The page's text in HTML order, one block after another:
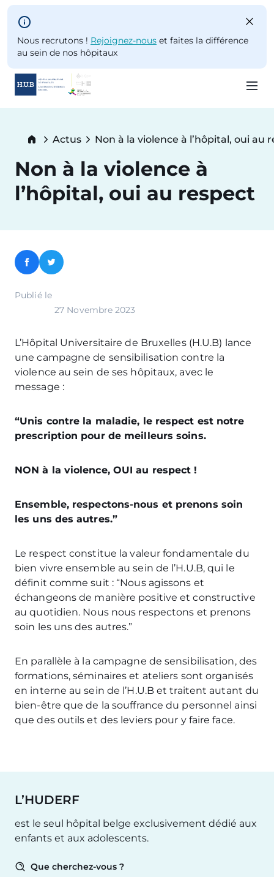
Skip to main content
Nous recrutons ! Rejoignez-nous et faites la différence
au sein de nos hôpitaux
content
Breadcrumb
Actus Non à la violence à l’hôpital, oui au
Non à la violence à
l’hôpital, oui au respect
Facebook
Twitter
Publié le
27 Novembre 2023
L’Hôpital Universitaire de Bruxelles (H.U.B) lance
une campagne de sensibilisation contre la
violence au sein de ses hôpitaux, avec le
message :
“Unis contre la maladie, le respect est notre
prescription pour de meilleurs soins.
NON à la violence, OUI au respect !
Ensemble, respectons-nous et prenons soin
les uns des autres.”
Le respect constitue la valeur fondamentale du
bien vivre ensemble au sein de l’H.U.B, qui le
définit comme suit : “Nous agissons et
échangeons de manière positive et constructive
au quotidien. Nous nous respectons et prenons
soin les uns des autres.”
En parallèle à la campagne de sensibilisation, des
formations, séminaires et ateliers sont organisés
en interne au sein de l’H.U.B et traitent autant du
bien-être que de la souffrance du personnel ainsi
que des outils et des leviers pour y faire face.
L’HUDERF
est le seul hôpital belge exclusivement dédié aux
enfants et aux adolescents.
Que cherchez-vous ?